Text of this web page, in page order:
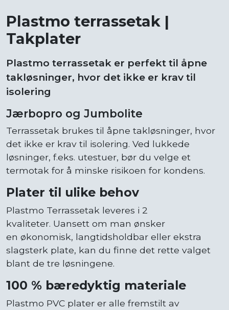
Plastmo terrassetak |
Takplater
Plastmo terrassetak er perfekt til åpne
takløsninger, hvor det ikke er krav til
isolering
Jærbopro og Jumbolite
Terrassetak brukes til åpne takløsninger, hvor
det ikke er krav til isolering. Ved lukkede
løsninger, f.eks. utestuer, bør du velge et
termotak for å minske risikoen for kondens.
Plater til ulike behov
Plastmo Terrassetak leveres i 2
kvaliteter. Uansett om man ønsker
en økonomisk, langtidsholdbar eller ekstra
slagsterk plate, kan du finne det rette valget
blant de tre løsningene.
100 % bæredyktig materiale
Plastmo PVC plater er alle fremstilt av